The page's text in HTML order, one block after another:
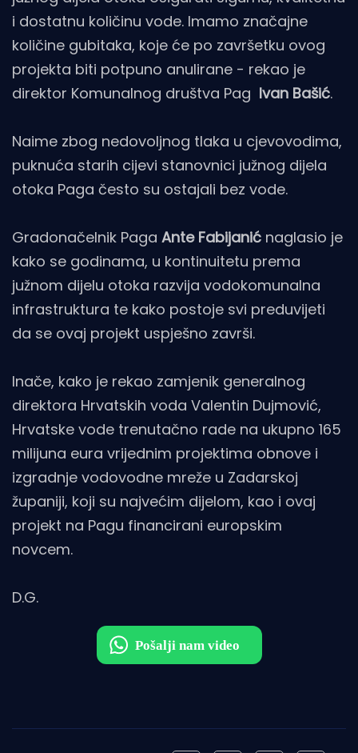
i dostatnu količinu vode. Imamo značajne
količine gubitaka, koje će po završetku ovog
projekta biti potpuno anulirane - rekao je
direktor Komunalnog društva Pag Ivan Bašić.
Naime zbog nedovoljnog tlaka u cjevovodima,
puknuća starih cijevi stanovnici južnog dijela
otoka Paga često su ostajali bez vode.
Gradonačelnik Paga Ante Fabijanić naglasio je
kako se godinama, u kontinuitetu prema
južnom dijelu otoka razvija vodokomunalna
infrastruktura te kako postoje svi preduvijeti
da se ovaj projekt uspješno završi.
Inače, kako je rekao zamjenik generalnog
direktora Hrvatskih voda Valentin Dujmović,
Hrvatske vode trenutačno rade na ukupno 165
milijuna eura vrijednim projektima obnove i
izgradnje vodovodne mreže u Zadarskoj
županiji, koji su najvećim dijelom, kao i ovaj
projekt na Pagu financirani europskim
novcem.
D.G.